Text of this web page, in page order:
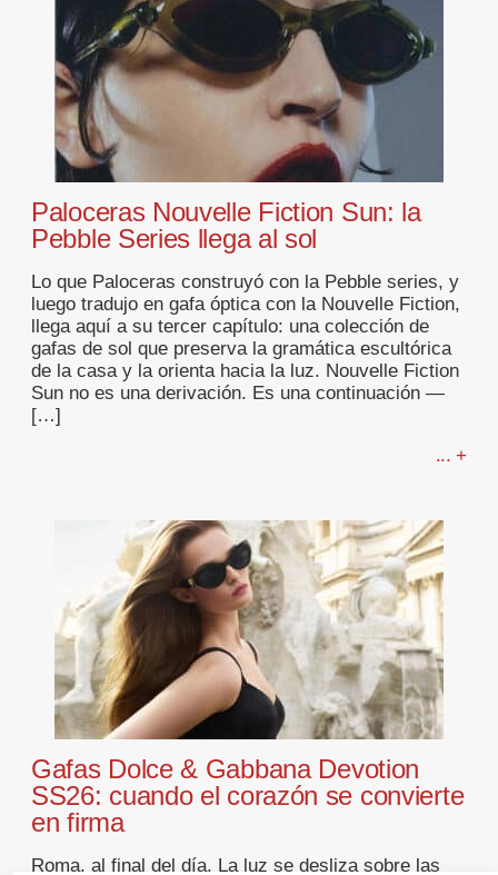
Paloceras Nouvelle Fiction Sun: la
Pebble Series llega al sol
Lo que Paloceras construyó con la Pebble series, y
luego tradujo en gafa óptica con la Nouvelle Fiction,
llega aquí a su tercer capítulo: una colección de
gafas de sol que preserva la gramática escultórica
de la casa y la orienta hacia la luz. Nouvelle Fiction
Sun no es una derivación. Es una continuación —
[…]
... +
Gafas Dolce & Gabbana Devotion
SS26: cuando el corazón se convierte
en firma
Roma, al final del día. La luz se desliza sobre las